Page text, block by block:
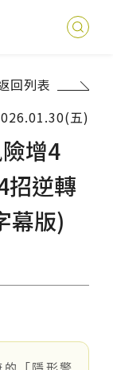
德國耐
PVC透
美國設計
地坪
回列表
五)
增4
招逆轉
幕版)